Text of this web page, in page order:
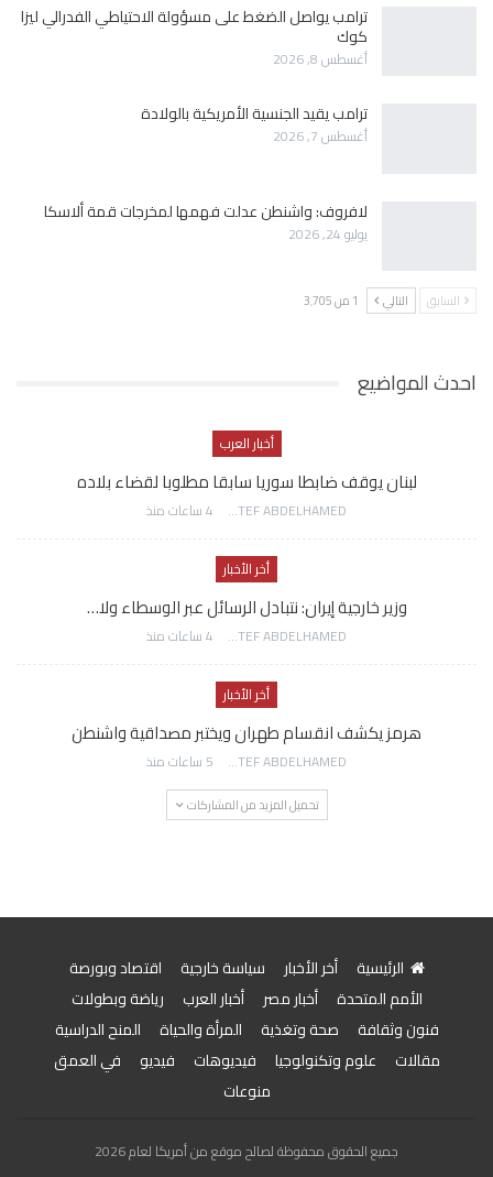
ترامب يواصل الضغط على مسؤولة الاحتياطي الفدرالي ليزا
كوك
أغسطس 8, 2026
ترامب يقيد الجنسية الأمريكية بالولادة
أغسطس 7, 2026
لافروف: واشنطن عدلت فهمها لمخرجات قمة ألاسكا
يوليو 24, 2026
السابق التالي 1 من 3٬705
احدث المواضيع
أخبار العرب
لبنان يوقف ضابطا سوريا سابقا مطلوبا لقضاء بلاده
AWATEF ABDELHAMED 4 ساعات منذ
أخر الأخبار
وزير خارجية إيران: نتبادل الرسائل عبر الوسطاء ولا…
AWATEF ABDELHAMED 4 ساعات منذ
أخر الأخبار
هرمز يكشف انقسام طهران ويختبر مصداقية واشنطن
AWATEF ABDELHAMED 5 ساعات منذ
تحميل المزيد من المشاركات
الرئيسية أخر الأخبار سياسة خارجية
اقتصاد وبورصة
الأمم المتحدة
أخبار مصر أخبار العرب
رياضة وبطولات
فنون وثقافة
صحة وتغذية المرأة والحياة
المنح الدراسية
مقالات
علوم وتكنولوجيا فيديوهات فيديو
في العمق
منوعات
جميع الحقوق محفوظة لصالح موقع من أمريكا لعام 2026